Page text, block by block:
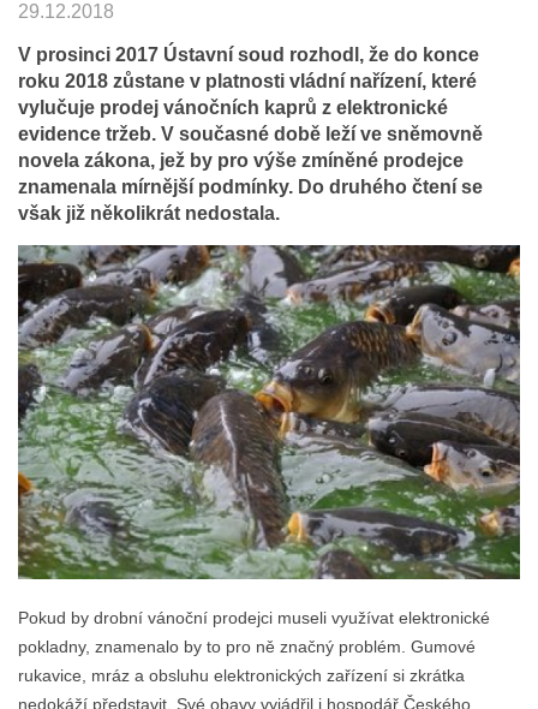
29.12.2018
V prosinci 2017 Ústavní soud rozhodl, že do konce
roku 2018 zůstane v platnosti vládní nařízení, které
vylučuje prodej vánočních kaprů z elektronické
evidence tržeb. V současné době leží ve sněmovně
novela zákona, jež by pro výše zmíněné prodejce
znamenala mírnější podmínky. Do druhého čtení se
však již několikrát nedostala.
Pokud by drobní vánoční prodejci museli využívat elektronické
pokladny, znamenalo by to pro ně značný problém. Gumové
rukavice, mráz a obsluhu elektronických zařízení si zkrátka
nedokáží představit. Své obavy vyjádřil i hospodář Českého